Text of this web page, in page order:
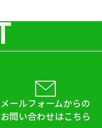
メールフォームからの
お問い合わせはこちら